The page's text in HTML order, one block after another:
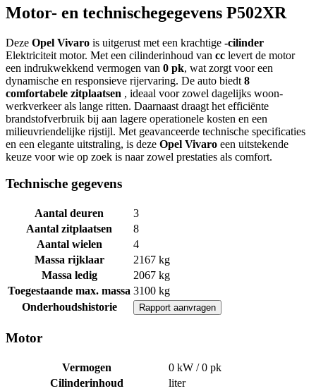
Motor- en technischegegevens P502XR
Deze Opel Vivaro is uitgerust met een krachtige -cilinder
Elektriciteit motor. Met een cilinderinhoud van cc levert de motor
een indrukwekkend vermogen van 0 pk, wat zorgt voor een
dynamische en responsieve rijervaring. De auto biedt 8
comfortabele zitplaatsen , ideaal voor zowel dagelijks woon-
werkverkeer als lange ritten. Daarnaast draagt het efficiënte
brandstofverbruik bij aan lagere operationele kosten en een
milieuvriendelijke rijstijl. Met geavanceerde technische specificaties
en een elegante uitstraling, is deze Opel Vivaro een uitstekende
keuze voor wie op zoek is naar zowel prestaties als comfort.
Technische gegevens
Aantal deuren
3
Aantal zitplaatsen
8
Aantal wielen
4
Massa rijklaar
2167 kg
Massa ledig
2067 kg
Toegestaande max. massa 3100 kg
Onderhoudshistorie
Rapport aanvragen
Motor
Vermogen
0 kW / 0 pk
Cilinderinhoud
liter